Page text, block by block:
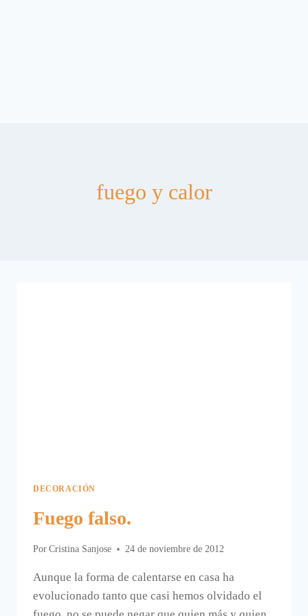
fuego y calor
DECORACIÓN
Fuego falso.
Por Cristina Sanjose 24 de noviembre de 2012
Aunque la forma de calentarse en casa ha
evolucionado tanto que casi hemos olvidado el